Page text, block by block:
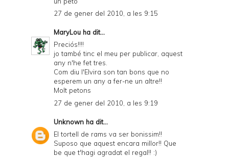
27 de gener del 2010, a les 9:15
MaryLou ha dit...
Preciós!!!!
jo també tinc el meu per publicar, aquest
any n'he fet tres.
Com diu l'Elvira son tan bons que no
esperem un any a fer-ne un altre!!
Molt petons
27 de gener del 2010, a les 9:19
Unknown ha dit...
El tortell de rams va ser bonissim!!
Suposo que aquest encara millor!! Que
be que t'hagi agradat el regal!! :)